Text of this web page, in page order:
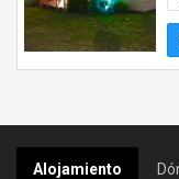
Alojamiento